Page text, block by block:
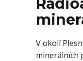
PO STOPÁCH J. W.
OSTATNÍ TURISTICKÉ
V okolí
minerálních